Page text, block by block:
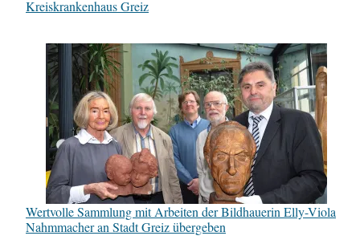
In Bezug auf
Kreiskrankenhaus Greiz
Wertvolle Sammlung mit Arbeiten der Bildhauerin Elly-Viola
Nahmmacher an Stadt Greiz übergeben